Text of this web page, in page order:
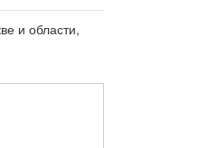
и области,